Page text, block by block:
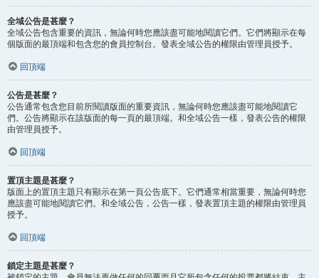
全域公告是甚麼？
全域公告包含重要的資訊，無論何時您應該盡可能地閱讀它們。它們將顯示在每
個版面的最頂端和包含您的會員控制台。發表全域公告的權限由管理員授予。
回頂端
公告是甚麼？
公告通常包含您目前所閱讀版面的重要資訊，無論何時您應該盡可能地閱讀它
們。公告將顯示在該版面的每一頁的最頂端。和全域公告一樣，發表公告的權限
由管理員授予。
回頂端
置頂主題是甚麼？
版面上的置頂主題只有顯示在第一頁公告底下。它們通常相當重要，無論何時您
應該盡可能地閱讀它們。和全域公告，公告一樣，發表置頂主題的權限由管理員
授予。
回頂端
鎖定主題是甚麼？